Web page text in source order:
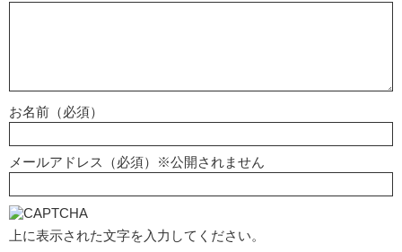
お名前（必須）
メールアドレス（必須）※公開されません
上に表示された文字を入力してください。